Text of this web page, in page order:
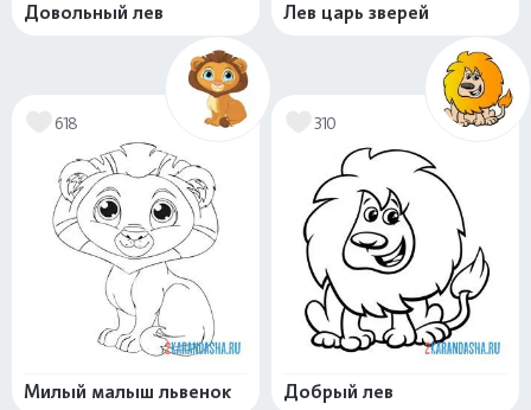
Довольный лев Лев царь зверей
618
Милый малыш львенок
310
Добрый лев